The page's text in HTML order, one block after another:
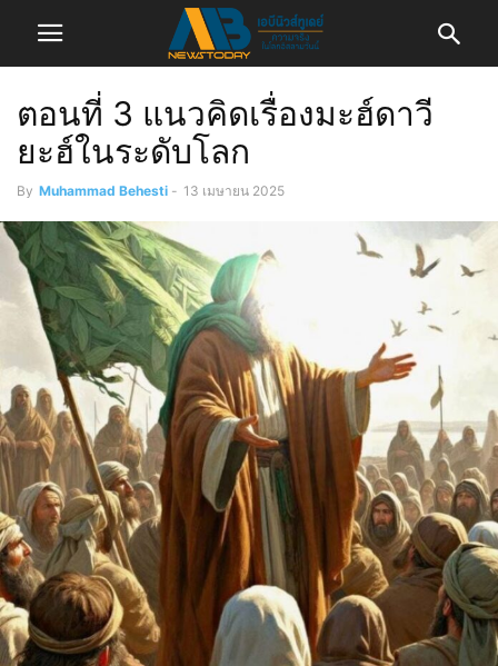
ตอนที่ 3 แนวคิดเรื่องมะฮ์ดาวี
ยะฮ์ในระดับโลก
By Muhammad Behesti - 13 เมษายน 2025